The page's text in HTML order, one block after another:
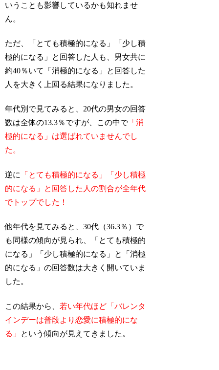
いうことも影響しているかも知れませ
ん。
ただ、「とても積極的になる」「少し積
極的になる」と回答した人も、男女共に
約40％いて「消極的になる」と回答した
人を大きく上回る結果になりました。
年代別で見てみると、20代の男女の回答
数は全体の13.3％ですが、この中で「消
極的になる」は選ばれていませんでし
た。
逆に
「とても積極的になる」「少し積極
的になる」と回答した人の割合が全年代
でトップでした！
他年代を見てみると、30代（36.3％）で
も同様の傾向が見られ、「とても積極的
になる」「少し積極的になる」と「消極
的になる」の回答数は大きく開いていま
した。
この結果から、 若い年代ほど「バレンタ
インデーは普段より恋愛に積極的にな
る」
という傾向が見えてきました。